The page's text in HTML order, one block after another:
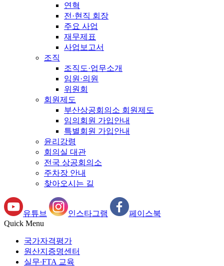
연혁
전·현직 회장
주요 사업
재무제표
사업보고서
조직
조직도·업무소개
임원·의원
위원회
회원제도
부산상공회의소 회원제도
임의회원 가입안내
특별회원 가입안내
윤리강령
회의실 대관
전국 상공회의소
주차장 안내
찾아오시는 길
유튜브 인스타그램
페이스북
Quick Menu
국가자격평가
원산지증명센터
실무∙FTA 교육